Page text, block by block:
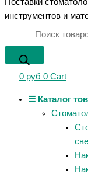
Поставки
инструментов и
0 руб 0 Cart
☰ Каталог